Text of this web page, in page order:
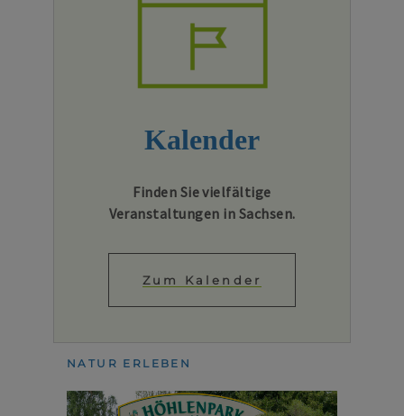
Kalender
Finden Sie vielfältige
Veranstaltungen in Sachsen.
Zum Kalender
NATUR ERLEBEN